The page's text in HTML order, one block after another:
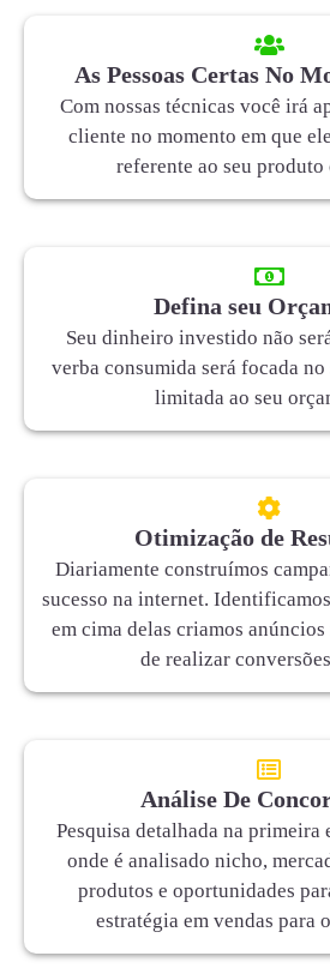
As Pessoas Certas No
Com nossas técnicas você irá
cliente no momento em que
referente ao seu produto
Defina seu
Seu dinheiro investido não
verba consumida será focada
limitada ao seu
Otimização de
Diariamente construímos
sucesso na internet.
em cima delas criamos
de realizar
Análise De
Pesquisa detalhada na primeira
onde é analisado nicho,
produtos e oportunidades
estratégia em vendas para